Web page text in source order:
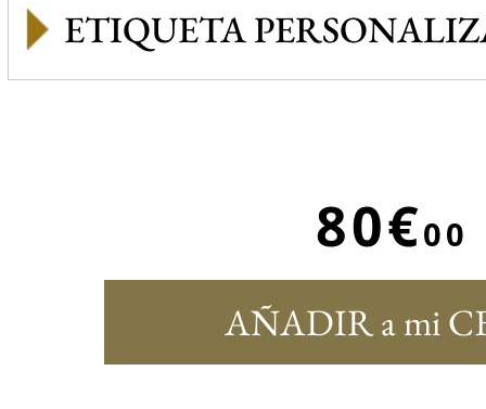
ETIQUETA
80€00
AÑADIR a mi